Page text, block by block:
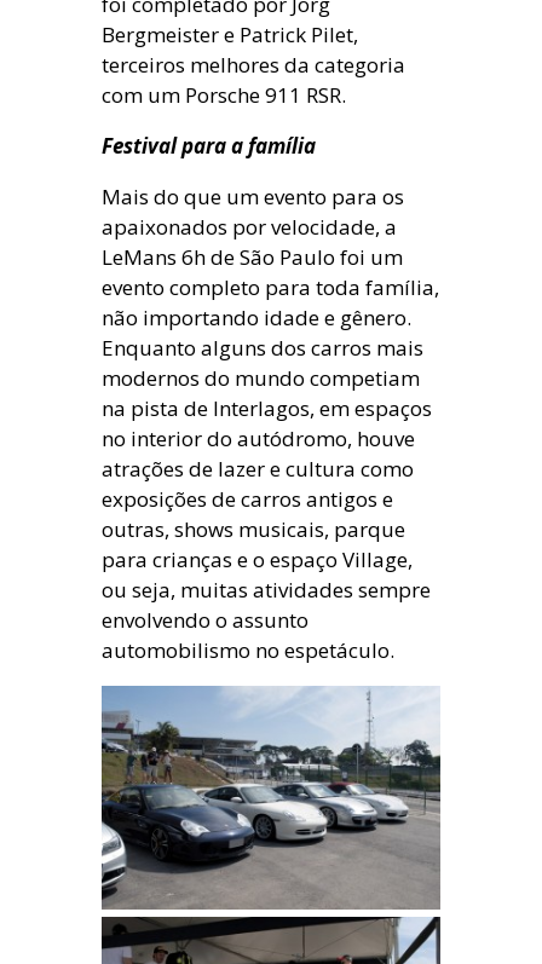
Bergmeister e Patrick Pilet,
terceiros melhores da categoria
com um Porsche 911 RSR.
Festival para a família
Mais do que um evento para os
apaixonados por velocidade, a
LeMans 6h de São Paulo foi um
evento completo para toda família,
não importando idade e gênero.
Enquanto alguns dos carros mais
modernos do mundo competiam
na pista de Interlagos, em espaços
no interior do autódromo, houve
atrações de lazer e cultura como
exposições de carros antigos e
outras, shows musicais, parque
para crianças e o espaço Village,
ou seja, muitas atividades sempre
envolvendo o assunto
automobilismo no espetáculo.